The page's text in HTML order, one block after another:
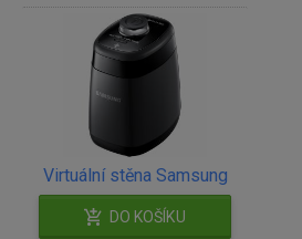
Virtuální stěna Samsung
DO KOŠÍKU